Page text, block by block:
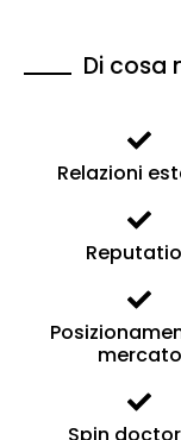
Di cosa
Relazioni
mercato
Spin